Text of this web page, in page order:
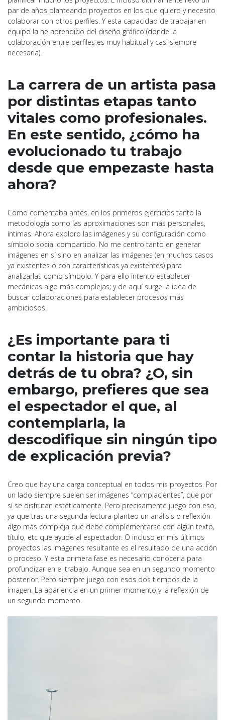
par de años planteando proyectos en los que quiero y necesito
colaborar con otros perfiles. Y esta capacidad de trabajar en
equipo la he aprendido del diseño gráfico (donde la
colaboración entre perfiles es muy habitual y casi siempre
necesaria).
La carrera de un artista pasa
por distintas etapas tanto
vitales como profesionales.
En este sentido, ¿cómo ha
evolucionado tu trabajo
desde que empezaste hasta
ahora?
Como comentaba antes, en los primeros ejercicios tanto la
metodología como las aproximaciones son más personales,
íntimas. Ahora exploro las imágenes y su configuración como
símbolo social compartido. No me centro tanto en generar
imágenes en sí sino en analizar las imágenes (en muchos casos
ya existentes o con características ya existentes) para
analizarlas como símbolo. Y para ello intento establecer
mecánicas algo más complejas; y de aquí surge la idea de
buscar colaboraciones para establecer procesos más
ambiciosos.
¿Es importante para ti
contar la historia que hay
detrás de tu obra? ¿O, sin
embargo, prefieres que sea
el espectador el que, al
contemplarla, la
descodifique sin ningún tipo
de explicación previa?
Creo que hay una carga conceptual en todos mis proyectos. Por
un lado siempre suelen ser imágenes “complacientes”, que por
sí se disfrutan estéticamente. Pero precisamente juego con eso,
ya que tras una segunda lectura planteo un análisis o reflexión
algo más compleja que debe complementarse con algún texto,
título, etc que ayude al espectador. O incluso en mis últimos
proyectos las imágenes resultante es el resultado de una acción
o proceso. Y esta primera fase es necesario conocerla para
profundizar en el trabajo. Aunque sea en un segundo momento
posterior. Pero siempre juego con esos dos tiempos de la
imagen. La apariencia en un primer momento y la reflexión de
un segundo momento.